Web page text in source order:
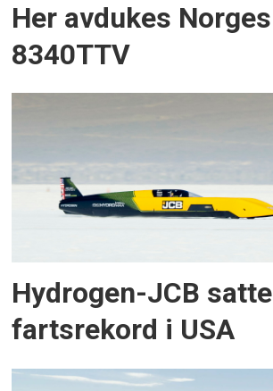
Her avdukes
8340TTV
Hydrogen-JCB satte
fartsrekord i USA